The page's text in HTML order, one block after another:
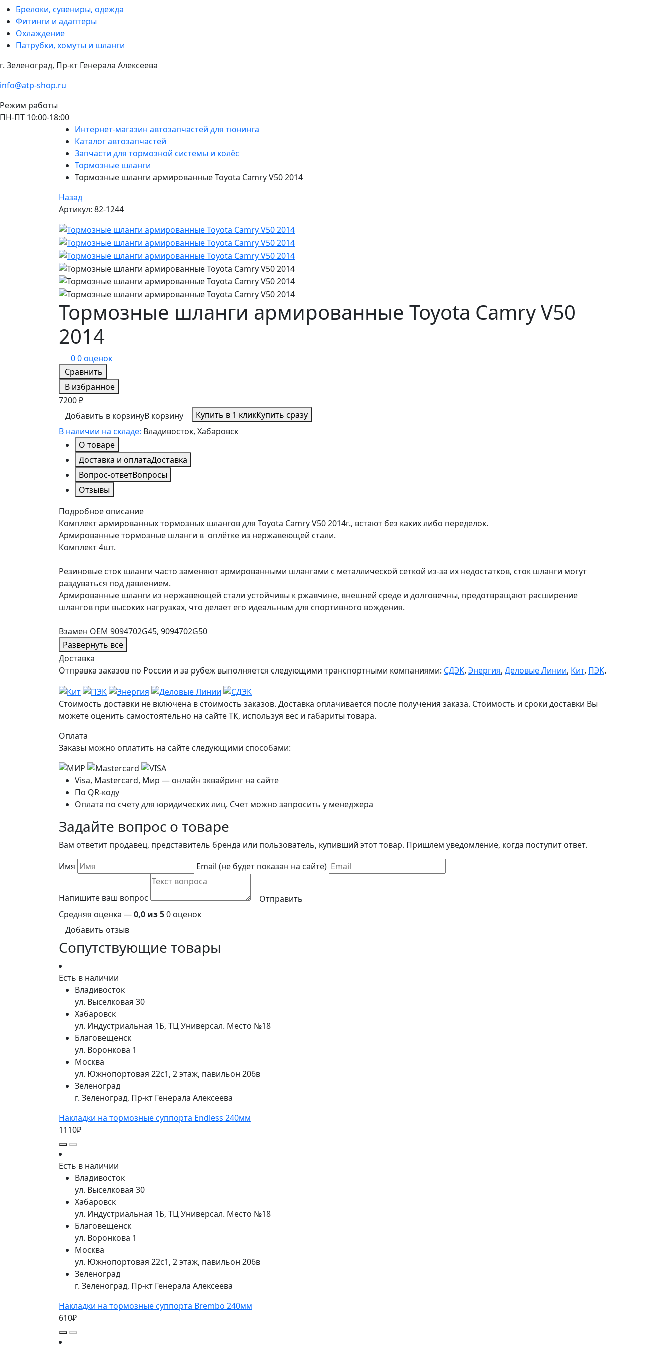
Брелоки, сувениры, одежда
Фитинги и адаптеры
Охлаждение
Патрубки, хомуты и шланги
г. Зеленоград, Пр-кт Генерала Алексеева
info@atp-shop.ru
Режим работы
ПН-ПТ 10:00-18:00
Интернет-магазин автозапчастей для тюнинга
Каталог автозапчастей
Запчасти для тормозной системы и колёс
Тормозные шланги
Тормозные шланги армированные Toyota Camry V50 2014
Назад
Артикул: 82-1244
Тормозные шланги армированные Toyota Camry V50
2014
00 оценок
Сравнить
В избранное
7200 ₽
Добавить в корзинуВ корзину Купить в 1 кликКупить сразу
В наличии на складе: Владивосток, Хабаровск
О товаре
Доставка и оплатаДоставка
Вопрос-ответВопросы
Отзывы
Подробное описание
Комплект армированных тормозных шлангов для Toyota Camry V50 2014г., встают без каких либо переделок.
Армированные тормозные шланги в оплётке из нержавеющей стали.
Комплект 4шт.
Резиновые сток шланги часто заменяют армированными шлангами с металлической сеткой из-за их недостатков, сток шланги могут
раздуваться под давлением.
Армированные шланги из нержавеющей стали устойчивы к ржавчине, внешней среде и долговечны, предотвращают расширение
шлангов при высоких нагрузках, что делает его идеальным для спортивного вождения.
Взамен OEM 9094702G45, 9094702G50
Развернуть всё
Доставка
Отправка заказов по России и за рубеж выполняется следующими транспортными компаниями: СДЭК, Энергия, Деловые Линии, Кит, ПЭК.
Стоимость доставки не включена в стоимость заказов. Доставка оплачивается после получения заказа. Стоимость и сроки доставки Вы
можете оценить самостоятельно на сайте ТК, используя вес и габариты товара.
Оплата
Заказы можно оплатить на сайте следующими способами:
Visa, Mastercard, Мир — онлайн эквайринг на сайте
По QR-коду
Оплата по счету для юридических лиц. Счет можно запросить у менеджера
Задайте вопрос о товаре
Вам ответит продавец, представитель бренда или пользователь, купивший этот товар. Пришлем уведомление, когда поступит ответ.
Имя
Email (не будет показан на сайте)
Напишите ваш вопрос
Отправить
Средняя оценка —0,0 из 50 оценок
Добавить отзыв
Сопутствующие товары
Есть в наличии
Владивосток
ул. Выселковая 30
Хабаровск
ул. Индустриальная 1Б, ТЦ Универсал. Место №18
Благовещенск
ул. Воронкова 1
Москва
ул. Южнопортовая 22с1, 2 этаж, павильон 206в
Зеленоград
г. Зеленоград, Пр-кт Генерала Алексеева
Накладки на тормозные суппорта Endless 240мм
1110₽
Есть в наличии
Владивосток
ул. Выселковая 30
Хабаровск
ул. Индустриальная 1Б, ТЦ Универсал. Место №18
Благовещенск
ул. Воронкова 1
Москва
ул. Южнопортовая 22с1, 2 этаж, павильон 206в
Зеленоград
г. Зеленоград, Пр-кт Генерала Алексеева
Накладки на тормозные суппорта Brembo 240мм
610₽